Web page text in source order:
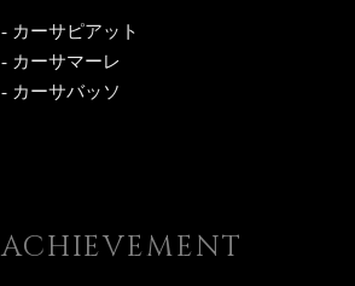
- カーサピアット
- カーサマーレ
- カーサバッソ
ACHIEVEMENT